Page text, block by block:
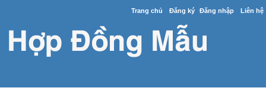
Trang chủ Đăng ký Đăng nhập Liên hệ